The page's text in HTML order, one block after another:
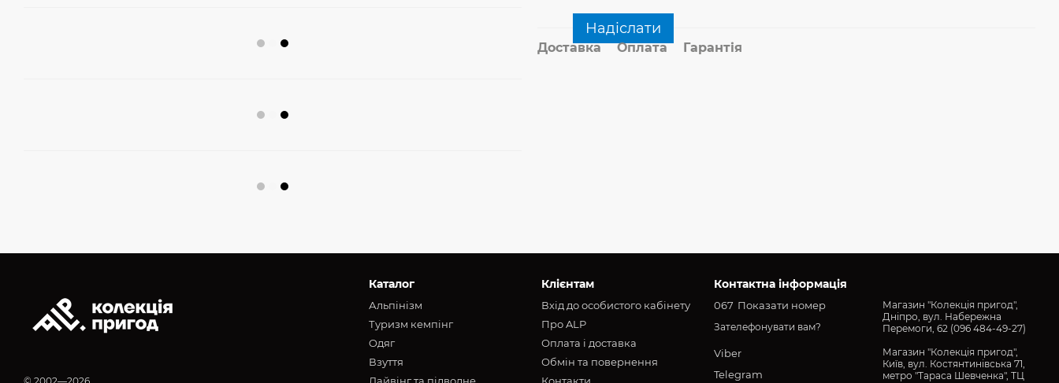
Надіслати
Доставка Оплата Гарантія
Каталог
Альпінізм
Туризм кемпінг
Oдяг
Взуття
Клієнтам
Вхід до особистого кабінету
Про ALP
Оплата і доставка
Обмін та повернення
Контактна інформація
067 Показати номер
Зателефонувати вам?
Viber
Telegram
Магазин "Колекція пригод",
Дніпро, вул. Набережна
Перемоги, 62 (096 484-49-27)
Магазин "Колекція пригод",
Київ, вул. Костянтинівська 71,
метро "Тараса Шевченка", ТЦ